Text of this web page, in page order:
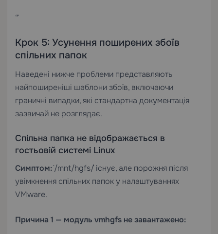
“`
Крок 5: Усунення поширених збоїв
спільних папок
Наведені нижче проблеми представляють
найпоширеніші шаблони збоїв, включаючи
граничні випадки, які стандартна документація
зазвичай не розглядає.
Спільна папка не відображається в
гостьовій системі Linux
Симптом:`/mnt/hgfs/` існує, але порожня після
увімкнення спільних папок у налаштуваннях
VMware.
Причина 1 — модуль vmhgfs не завантажено: